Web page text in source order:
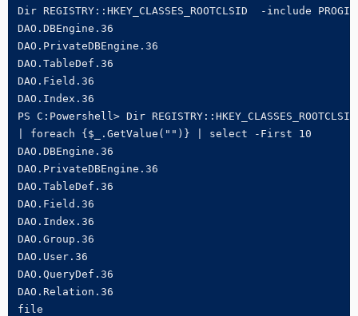
Dir REGISTRY::HKEY_CLASSES_ROOTCLSID  -include
DAO.DBEngine.36
DAO.PrivateDBEngine.36
DAO.TableDef.36
DAO.Field.36
DAO.Index.36
PS C:Powershell> Dir
| foreach {$_.GetValue("")} | select -First 10
DAO.DBEngine.36
DAO.PrivateDBEngine.36
DAO.TableDef.36
DAO.Field.36
DAO.Index.36
DAO.Group.36
DAO.User.36
DAO.QueryDef.36
DAO.Relation.36
file